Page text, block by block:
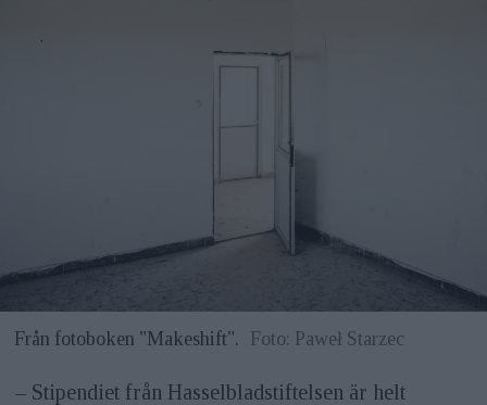
Från fotoboken "Makeshift". Foto: Paweł Starzec
– Stipendiet från Hasselbladstiftelsen är helt